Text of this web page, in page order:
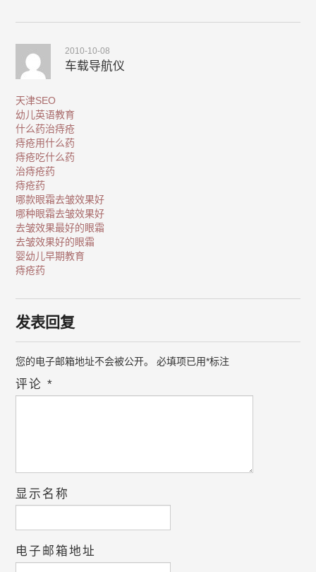
2010-10-08
车载导航仪
天津SEO
幼儿英语教育
什么药治痔疮
痔疮用什么药
痔疮吃什么药
治痔疮药
痔疮药
哪款眼霜去皱效果好
哪种眼霜去皱效果好
去皱效果最好的眼霜
去皱效果好的眼霜
婴幼儿早期教育
痔疮药
发表回复
您的电子邮箱地址不会被公开。 必填项已用*标注
评论*
显示名称
电子邮箱地址